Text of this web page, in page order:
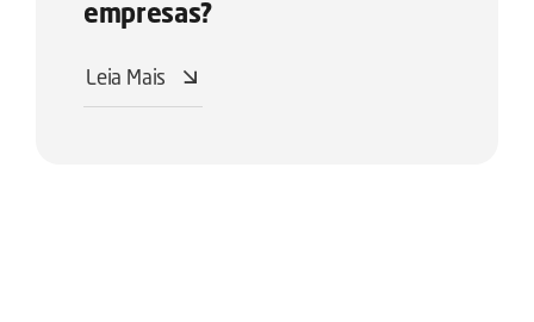
empresas?
Leia Mais